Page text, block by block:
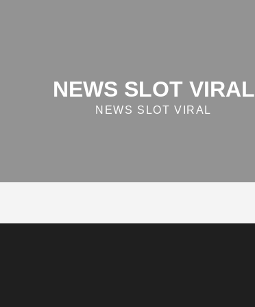
NEWS SLOT VIRAL
NEWS SLOT VIRAL